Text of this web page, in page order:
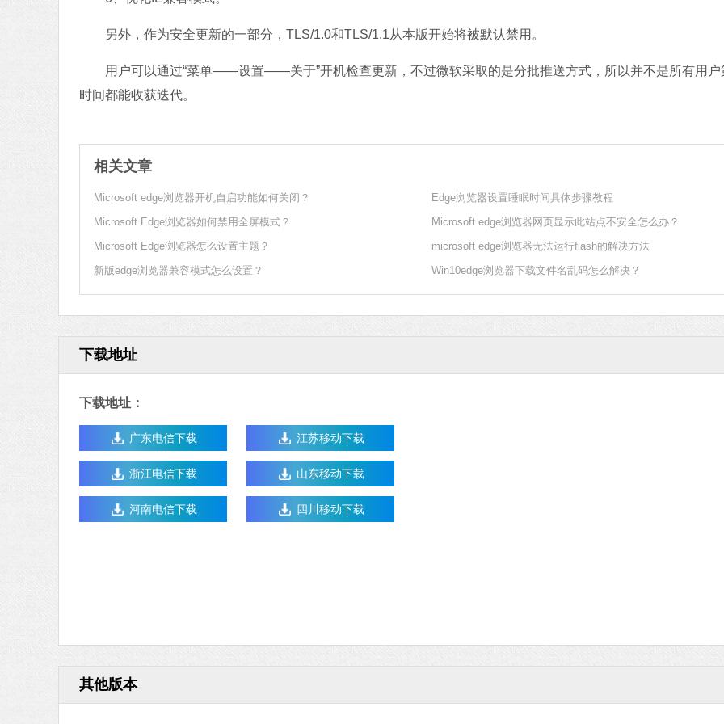
另外，作为安全更新的一部分，TLS/1.0和TLS/1.1从本版开始将被默认禁用。
用户可以通过“菜单——设置——关于”开机检查更新，不过微软采取的是分批推送方式，所以并不是所有用户
时间都能收获迭代。
相关文章
Microsoft edge浏览器开机自启功能如何关闭？
Edge浏览器设置睡眠时间具体步骤教程
Microsoft Edge浏览器如何禁用全屏模式？
Microsoft edge浏览器网页显示此站点不安全怎么办？
Microsoft Edge浏览器怎么设置主题？
microsoft edge浏览器无法运行flash的解决方法
新版edge浏览器兼容模式怎么设置？
Win10edge浏览器下载文件名乱码怎么解决？
下载地址
下载地址：
广东电信下载 江苏移动下载
浙江电信下载 山东移动下载
河南电信下载 四川移动下载
其他版本